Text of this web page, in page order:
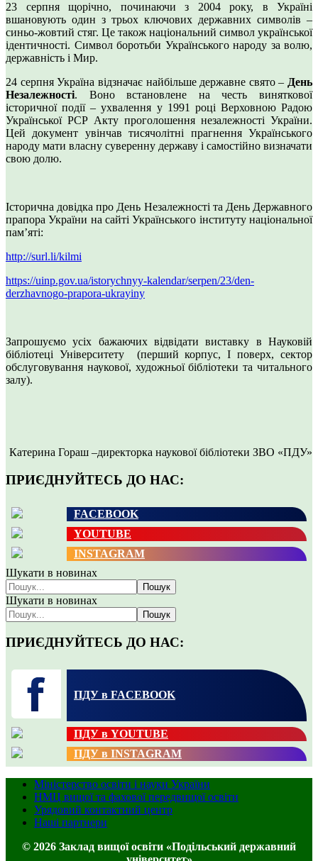
23 серпня щорічно, починаючи з 2004 року, в Україні
вшановують один з трьох ключових державних символів –
синьо-жовтий стяг. Це також національний символ української
ідентичності. Символ боротьби Українського народу за волю,
державність і Мир.
24 серпня Україна відзначає найбільше державне свято – День
Незалежності. Воно встановлене на честь виняткової
історичної події – ухвалення у 1991 році Верховною Радою
Української РСР Акту проголошення незалежності України.
Цей документ увінчав тисячолітні прагнення Українського
народу мати власну суверенну державу і самостійно визначати
свою долю.
Історична довідка про День Незалежності та День Державного
прапора України на сайті Українського інституту національної
пам’яті:
http://surl.li/kilmi
https://uinp.gov.ua/istorychnyy-kalendar/serpen/23/den-
derzhavnogo-prapora-ukrayiny
Запрошуємо усіх бажаючих відвідати виставку в Науковій
бібліотеці Університету (перший корпус, І поверх, сектор
обслуговування наукової, художньої бібліотеки та читального
залу).
Катерина Гораш –директорка наукової бібліотеки ЗВО «ПДУ»
ПРИЄДНУЙТЕСЬ ДО НАС:
FACEBOOK
YOUTUBE
INSTAGRAM
Шукати в новинах
Пошук
Шукати в новинах
Пошук
ПРИЄДНУЙТЕСЬ ДО НАС:
ПДУ в FACEBOOK
ПДУ в YOUTUBE
ПДУ в INSTAGRAM
Міністерство освіти і науки України
НМЦ вищої та фахової передвищої освіти
Урядовий контактний центр
Наші партнери
© 2026 Заклад вищої освіти «Подільський державний